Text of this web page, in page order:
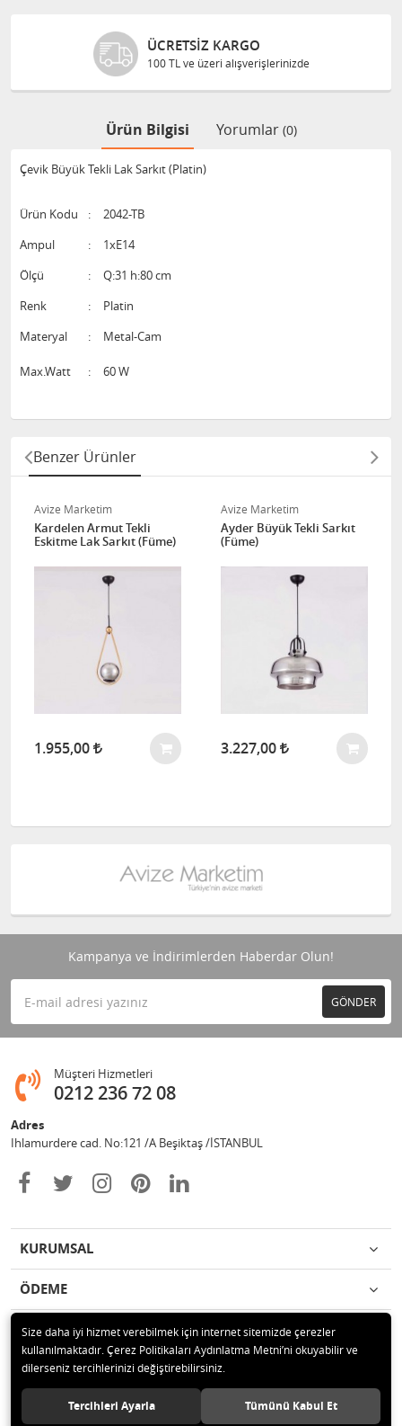
ÜCRETSIZ KARGO
100 TL ve üzeri alışverişlerinizde
Ürün Bilgisi Yorumlar (0)
Çevik Büyük Tekli Lak Sarkıt (Platin)
Ürün Kodu :
2042-TB
Ampul
:
1xE14
Ölçü
:
Q:31 h:80 cm
Renk
:
Platin
Materyal
: Metal-Cam
Max.Watt : 60 W
Benzer Ürünler
Avize Marketim
Kardelen Armut Tekli
Eskitme Lak Sarkıt (Füme)
1.955,00
Avize Marketim
Ayder Büyük Tekli Sarkıt
(Füme)
3.227,00
Kampanya ve İndirimlerden Haberdar Olun!
GÖNDER
Müşteri Hizmetleri
0212 236 72 08
Adres
Ihlamurdere cad. No:121 /A Beşiktaş /İSTANBUL
KURUMSAL
ÖDEME
İLETİŞİM
© 2020 Avize Marketim Tüm hakları saklıdır.
Size daha iyi hizmet verebilmek için internet sitemizde çerezler
kullanılmaktadır. Çerez Politikaları Aydınlatma Metni’ni okuyabilir ve
dilerseniz tercihlerinizi değiştirebilirsiniz.
Tercihleri Ayarla Tümünü Kabul Et